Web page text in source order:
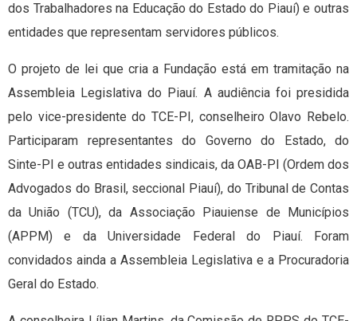
dos Trabalhadores na Educação do Estado do Piauí) e outras
entidades que representam servidores públicos.
O projeto de lei que cria a Fundação está em tramitação na
Assembleia Legislativa do Piauí. A audiência foi presidida
pelo vice-presidente do TCE-PI, conselheiro Olavo Rebelo.
Participaram representantes do Governo do Estado, do
Sinte-PI e outras entidades sindicais, da OAB-PI (Ordem dos
Advogados do Brasil, seccional Piauí), do Tribunal de Contas
da União (TCU), da Associação Piauiense de Municípios
(APPM) e da Universidade Federal do Piauí. Foram
convidados ainda a Assembleia Legislativa e a Procuradoria
Geral do Estado.